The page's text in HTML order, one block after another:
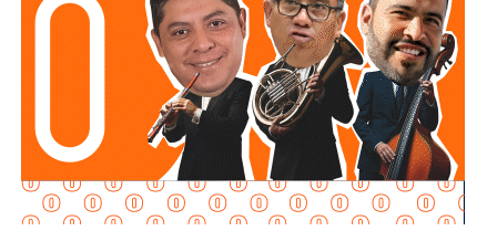
Santiago fue restablecida aproximadamente tres
horas después del inicio de la contingencia, mientras
que continuó el cierre preventivo del Puente Naranja, el
desnivel Manuel José Othón y el bulevar Jacobo Payán,
además del monitoreo permanente en el Puente Pemex.
Por su parte,
Interapas puso en operación la bomba
automática instalada en el Puente Pemex